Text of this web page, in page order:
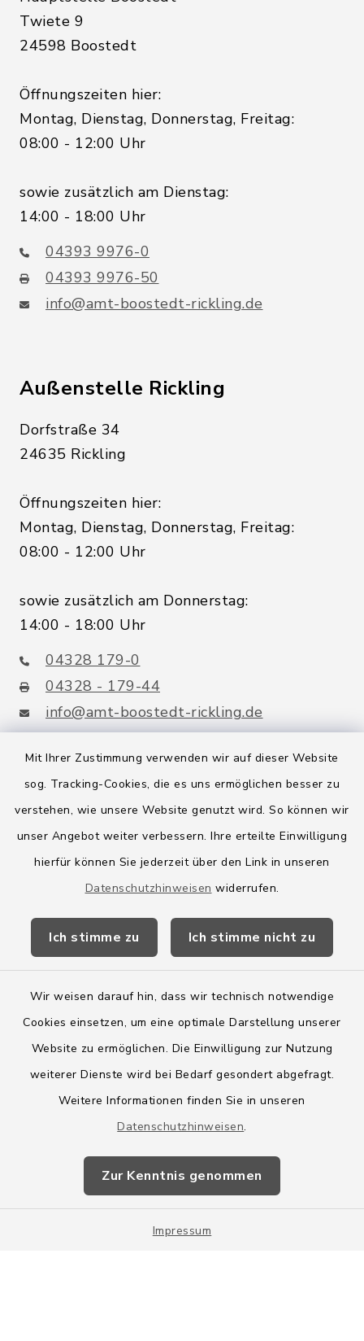
Mit Ihrer Zustimmung verwenden wir auf dieser Website
sog. Tracking-Cookies, die es uns ermöglichen besser zu
verstehen, wie unsere Website genutzt wird. So können wir
unser Angebot weiter verbessern. Ihre erteilte Einwilligung
hierfür können Sie jederzeit über den Link in unseren
Datenschutzhinweisen widerrufen.
Ich stimme zu Ich stimme nicht zu
Wir weisen darauf hin, dass wir technisch notwendige
Cookies einsetzen, um eine optimale Darstellung unserer
Website zu ermöglichen. Die Einwilligung zur Nutzung
weiterer Dienste wird bei Bedarf gesondert abgefragt.
Weitere Informationen finden Sie in unseren
Datenschutzhinweisen.
Zur Kenntnis genommen
Impressum
Twiete 9
24598 Boostedt
Öffnungszeiten hier:
Montag, Dienstag, Donnerstag, Freitag:
08:00 - 12:00 Uhr
sowie zusätzlich am Dienstag:
14:00 - 18:00 Uhr
04393 9976-0
04393 9976-50
info@amt-boostedt-rickling.de
Außenstelle Rickling
Dorfstraße 34
24635 Rickling
Öffnungszeiten hier:
Montag, Dienstag, Donnerstag, Freitag:
08:00 - 12:00 Uhr
sowie zusätzlich am Donnerstag:
14:00 - 18:00 Uhr
04328 179-0
04328 - 179-44
info@amt-boostedt-rickling.de
Quicklinks
Amt Boostedt-Rickling
Amtsbroschüre
Wege-Zweckverband
Barrierefreiheit
Impressum
Sitemap